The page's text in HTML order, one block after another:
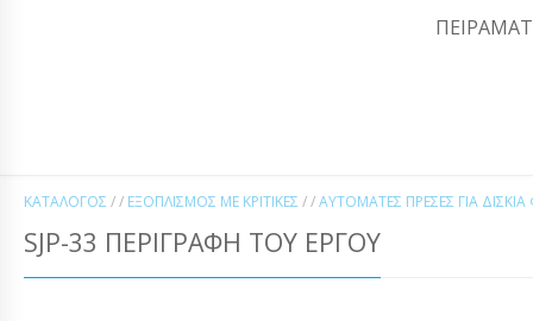
ΚΑΤΆΛΟΓΟΣ / / ΕΞΟΠΛΙΣΜΌΣ ΜΕ ΚΡΙΤΙΚΈΣ / /ΑΥΤΌΜΑΤΕΣ ΠΡΈΣΕΣ ΓΙΑ
SJP-33 ΠΕΡΙΓΡΑΦΉ ΤΟΥ ΈΡΓΟΥ